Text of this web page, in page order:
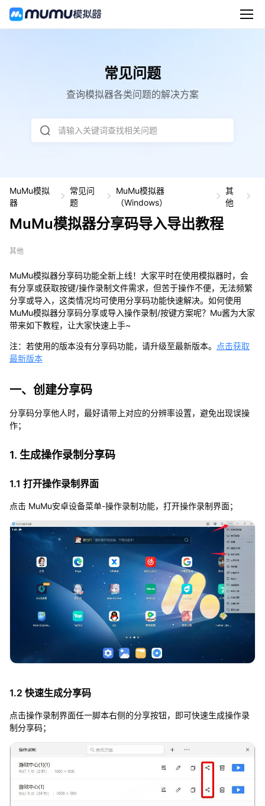
常见问题
查询模拟器各类问题的解决方案
请输入关键词查找相关问题
MuMu模拟
器
常见问
题
MuMu模拟器
（Windows）
其
他
MuMu模拟器分享码导入导出教程
其他
MuMu模拟器分享码功能全新上线！大家平时在使用模拟器时，会
有分享或获取按键/操作录制文件需求，但苦于操作不便，无法频繁
分享或导入，这类情况均可使用分享码功能快速解决。如何使用
MuMu模拟器分享码分享或导入操作录制/按键方案呢？Mu酱为大家
带来如下教程，让大家快速上手~
注：若使用的版本没有分享码功能，请升级至最新版本。
点击获取
最新版本
一、创建分享码
分享码分享他人时，最好请带上对应的分辨率设置，避免出现误操
作；
1. 生成操作录制分享码
1.1 打开操作录制界面
点击 MuMu安卓设备菜单-操作录制功能，打开操作录制界面；
1.2 快速生成分享码
点击操作录制界面任一脚本右侧的分享按钮，即可快速生成操作录
制分享码；